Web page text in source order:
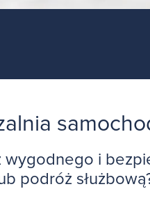
wygodnego i
podróż